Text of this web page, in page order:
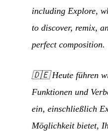
including Explore,
to discover, remix,
perfect composition.
🇩🇪Heute führen
Funktionen und
ein, einschließlich
Möglichkeit bietet,